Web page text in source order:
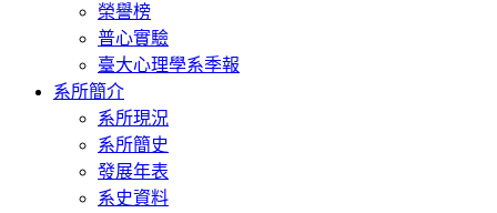
榮譽榜
普心實驗
臺大心理學系季報
系所簡介
系所現況
系所簡史
發展年表
系史資料